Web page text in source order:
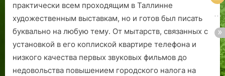
практически всем проходящим в Таллинне
художественным выставкам, но и готов был писать
буквально на любую тему. От мытарств, связанных с
установкой в его коплиской квартире телефона и
низкого качества первых звуковых фильмов до
недовольства повышением городского налога на